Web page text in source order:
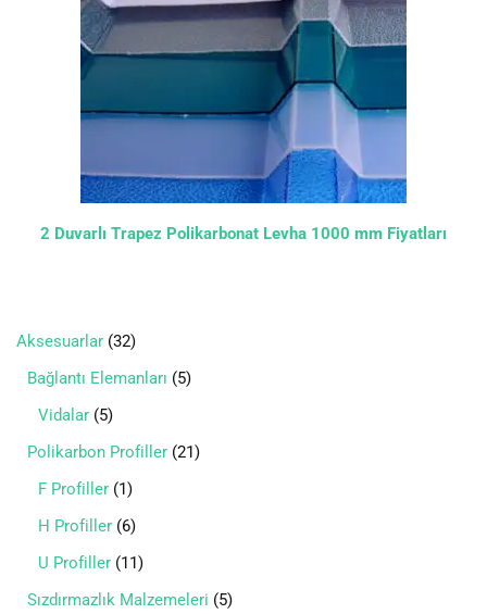
2 Duvarlı Trapez Polikarbonat Levha 1000 mm Fiyatları
Aksesuarlar 32
Bağlantı Elemanları
5
Vidalar 5
Polikarbon Profiller 21
F Profiller 1
H Profiller 6
U Profiller 11
Sızdırmazlık Malzemeleri
5